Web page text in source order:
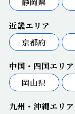
近畿エリア
京都府
中国・四国エリア
岡山県
九州・沖縄エリア